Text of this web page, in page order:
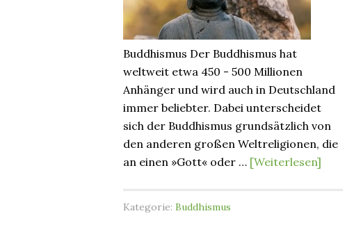
Buddhismus Der Buddhismus hat
weltweit etwa 450 - 500 Millionen
Anhänger und wird auch in Deutschland
immer beliebter. Dabei unterscheidet
sich der Buddhismus grundsätzlich von
den anderen großen Weltreligionen, die
an einen »Gott« oder … [Weiterlesen]
Kategorie: Buddhismus